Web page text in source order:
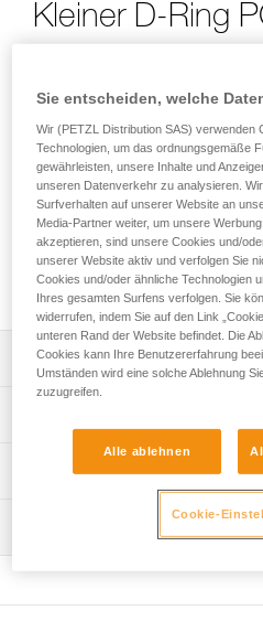
Kleiner D-Ring
Befestigungsöse ASTRO (5er-
Kleiner Ersatz-D-Ring aus
aufschraubbare
Reihe. Erhältlich in
Ausführung.
Fordern dieses Teil
Leistungsverzeichnis
Referenz C083EA00 (5er-
- ASTRO BOD FAST
der zwischen 2018 und 2025
- ASTRO SIT FAST
2025 im Handel erhältlich war.
- ASTRO europäische
Zugrundeliegende
Referenz : C083EA00
Verpackung : 5
Technische Informationen
Gebrauchsanleitung
Sie entscheiden, welche
Wir (PETZL Distribution SAS) verwenden
Technologien, um das ordnungsgemäße
gewährleisten, unsere Inhalte und
unseren Datenverkehr zu analysieren.
Surfverhalten auf unserer Website an
Media-Partner weiter, um unsere
akzeptieren, sind unsere Cookies und/
unserer Website aktiv und verfolgen Sie
Cookies und/oder ähnliche Technologien
Ihres gesamten Surfens verfolgen. Sie
widerrufen, indem Sie auf den Link
unteren Rand der Website befindet. Die
Cookies kann Ihre Benutzererfahrung
Umständen wird eine solche Ablehnung
zuzugreifen.
Alle ablehnen
Cookie-